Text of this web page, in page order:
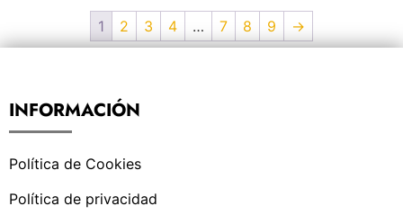
1 2 3 4 … 7 8 9 →
INFORMACIÓN
Política de Cookies
Política de privacidad